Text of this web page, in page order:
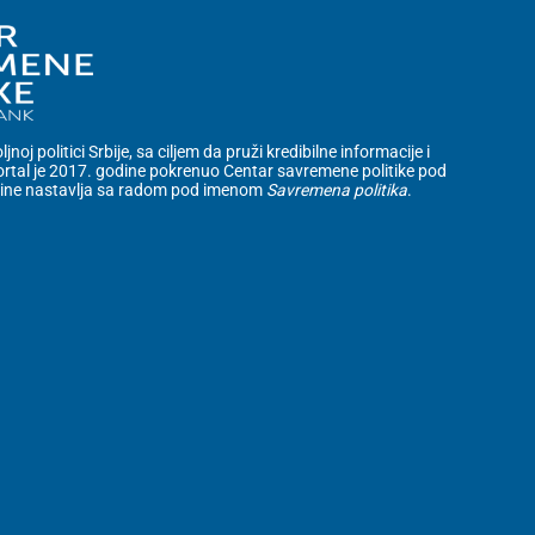
politici Srbije, sa ciljem da pruži kredibilne informacije i
je 2017. godine pokrenuo Centar savremene politike pod
nastavlja sa radom pod imenom Savremena politika.